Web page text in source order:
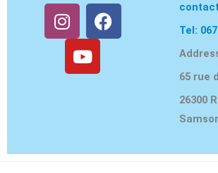
I
n
s
m
F
a
Y
u
T
Tel:
65 rue
26300